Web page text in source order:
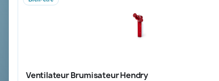
Ventilateur Brumisateur Hendry